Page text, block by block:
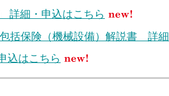
詳細・申込はこちら
括保険（機械設備）解説書 詳細
込はこちら